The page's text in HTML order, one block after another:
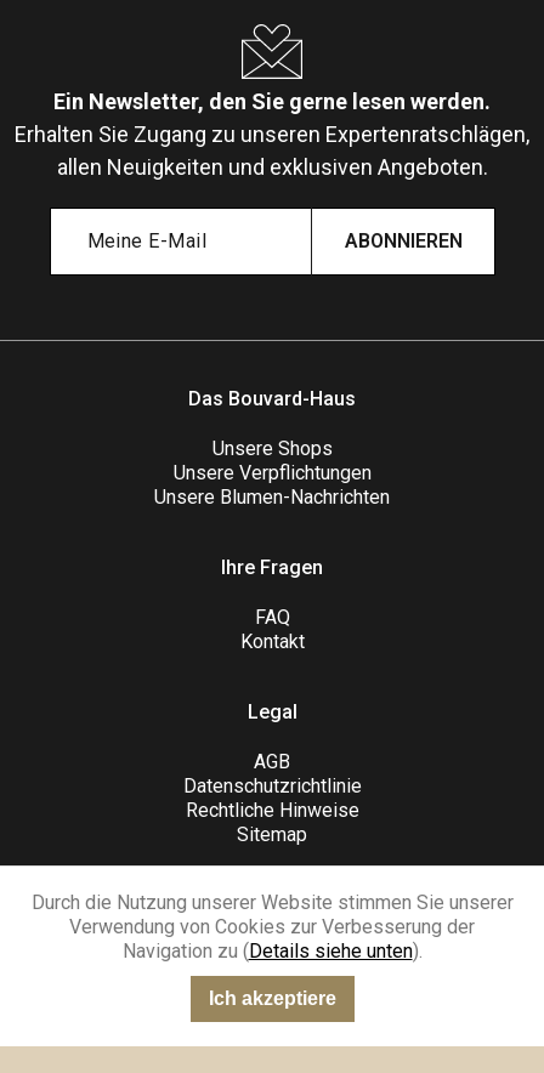
Ein Newsletter, den Sie gerne lesen werden.
Erhalten Sie Zugang zu unseren Expertenratschlägen,
allen Neuigkeiten und exklusiven Angeboten.
ABONNIEREN
Das Bouvard-Haus
Unsere Shops
Unsere Verpflichtungen
Unsere Blumen-Nachrichten
Ihre Fragen
FAQ
Kontakt
Legal
AGB
Datenschutzrichtlinie
Rechtliche Hinweise
Sitemap
SCHLIESSEN SIE SICH UNS AN
Durch die Nutzung unserer Website stimmen Sie unserer
Verwendung von Cookies zur Verbesserung der
Navigation zu (Details siehe unten).
Ich akzeptiere
“Sehr gut”